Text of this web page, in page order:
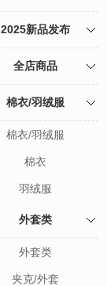
2025新品发布
全店商品
棉衣/羽绒服
棉衣/羽绒服
棉衣
羽绒服
外套类
外套类
夹克/外套